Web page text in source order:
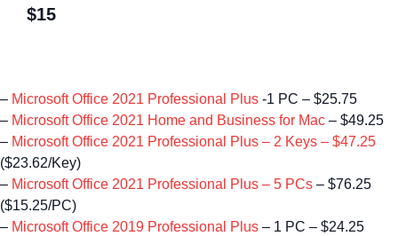
$15
– Microsoft Office 2021 Professional Plus -1 PC – $25.75
– Microsoft Office 2021 Home and Business for Mac – $49.25
– Microsoft Office 2021 Professional Plus – 2 Keys – $47.25
($23.62/Key)
– Microsoft Office 2021 Professional Plus – 5 PCs – $76.25
($15.25/PC)
– Microsoft Office 2019 Professional Plus – 1 PC – $24.25